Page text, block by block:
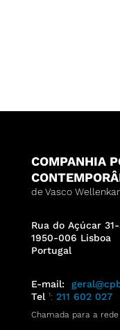
COMPANHIA
de Vasco
Rua do Açúcar
1950-006 Lisboa
Portugal
E-mail:
Tel ¹: 211 602 027
Chamada para a